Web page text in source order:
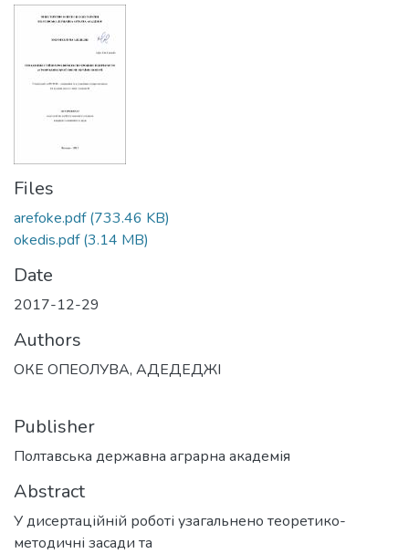
Files
arefoke.pdf(733.46 KB)
okedis.pdf(3.14 MB)
Date
2017-12-29
Authors
ОКЕ ОПЕОЛУВА, АДЕДЕДЖІ
Publisher
Полтавська державна аграрна академія
Abstract
У дисертаційній роботі узагальнено теоретико-
методичні засади та